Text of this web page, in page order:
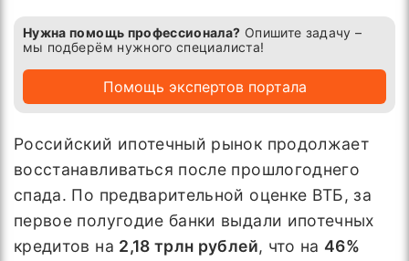
Нужна помощь профессионала? Опишите задачу –
мы подберём нужного специалиста!
Помощь экспертов портала
Российский ипотечный рынок продолжает
восстанавливаться после прошлогоднего
спада. По предварительной оценке ВТБ, за
первое полугодие банки выдали ипотечных
кредитов на 2,18 трлн рублей, что на 46%